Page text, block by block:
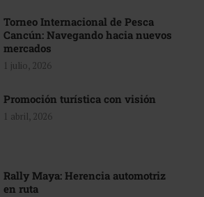
Torneo Internacional de Pesca
Cancún: Navegando hacia nuevos
mercados
1 julio, 2026
Promoción turística con visión
1 abril, 2026
Rally Maya: Herencia automotriz
en ruta